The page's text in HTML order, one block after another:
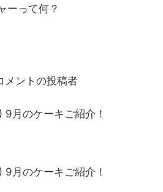
ーって何？
メントの投稿者
月のケーキご紹介！
月のケーキご紹介！